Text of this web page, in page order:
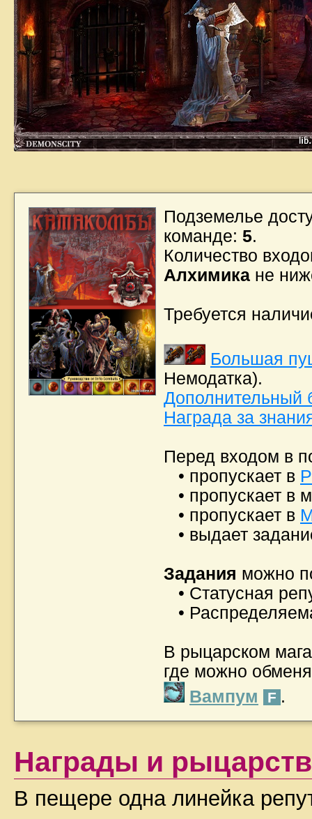
Подземелье
команде: 5.
Количество
Алхимика не
Требуется
Большая
Немодатка).
Дополнительный
Награда за
Перед входом в
• пропускает в
• пропускает в
• пропускает в
• выдает
Задания можно
• Статусная
•
В рыцарском
где можно
Вампум
F .
Награды и
В пещере одна линейка